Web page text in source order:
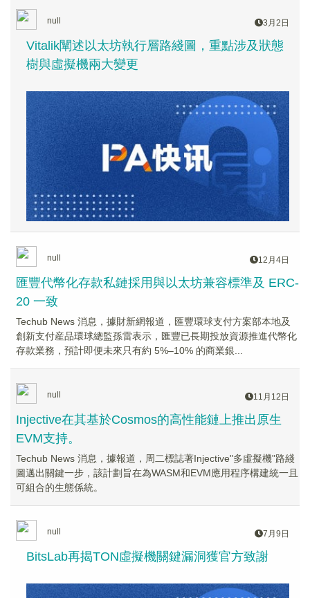
null 3月2日
Vitalik闡述以太坊執行層路綫圖，重點涉及狀態
樹與虛擬機兩大變更
null 12月4日
匯豐代幣化存款私鏈採用與以太坊兼容標準及 ERC-
20 一致
Techub News 消息，據財新網報道，匯豐環球支付方案部本地及
創新支付産品環球總監孫雷表示，匯豐已長期投放資源推進代幣化
存款業務，預計即便未來只有約 5%–10% 的商業銀...
null 11月12日
Injective在其基於Cosmos的高性能鏈上推出原生
EVM支持。
Techub News 消息，據報道，周二標誌著Injective"多虛擬機"路綫
圖邁出關鍵一步，該計劃旨在為WASM和EVM應用程序構建統一且
可組合的生態係統。
null 7月9日
BitsLab再揭TON虛擬機關鍵漏洞獲官方致謝